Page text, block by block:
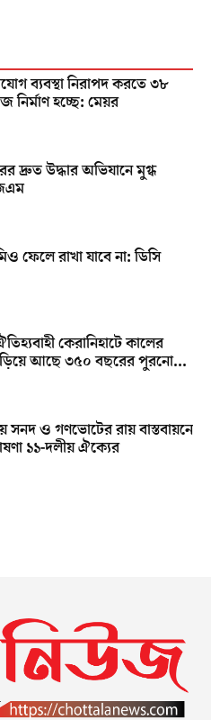
ব্যবস্থা নিরাপদ করতে ৩৮
নির্মাণ হচ্ছে: মেয়র
দ্রুত উদ্ধার অভিযানে মুগ্ধ
ফেলে রাখা যাবে না: ডিসি
কেরানিহাটে কালের
আছে ৩৫০ বছরের পুরনো...
সনদ ও গণভোটের রায় বাস্তবায়নে
১১-দলীয় ঐক্যের